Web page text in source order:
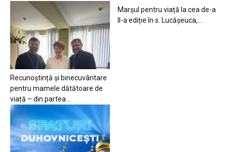
Recunoștință și binecuvântare
pentru mamele dătătoare de
viață – din partea...
Marșul pentru viață la cea de-a
II-a ediție în s. Lucășeuca,...